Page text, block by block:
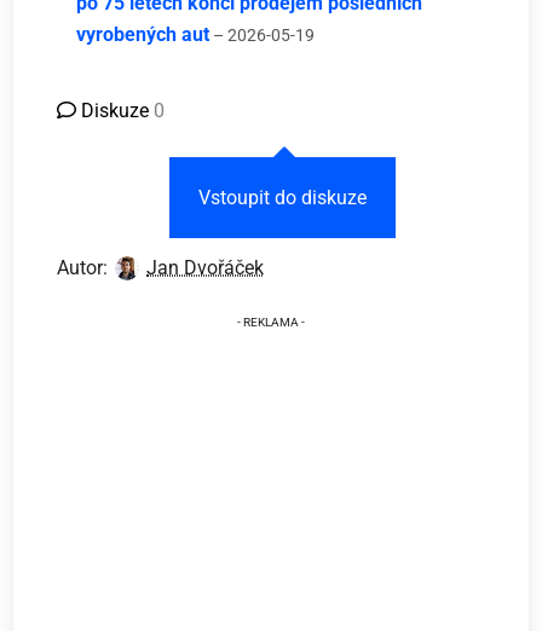
vyrobených aut – 2026-05-19
Diskuze 0
Vstoupit do diskuze
Autor: Jan Dvořáček